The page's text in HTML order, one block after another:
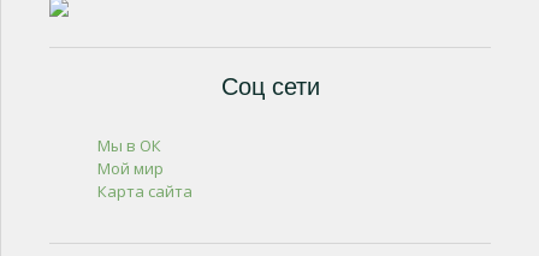
Соц сети
Мы в ОК
Мой мир
Карта сайта